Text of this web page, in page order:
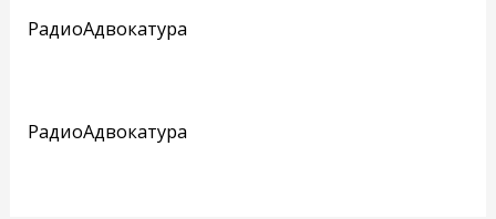
РадиоАдвокатура
РадиоАдвокатура